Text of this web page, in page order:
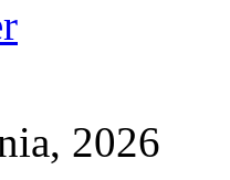
2026